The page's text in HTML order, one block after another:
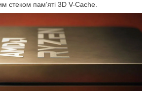
стеком пам’яті 3D V-Cache.